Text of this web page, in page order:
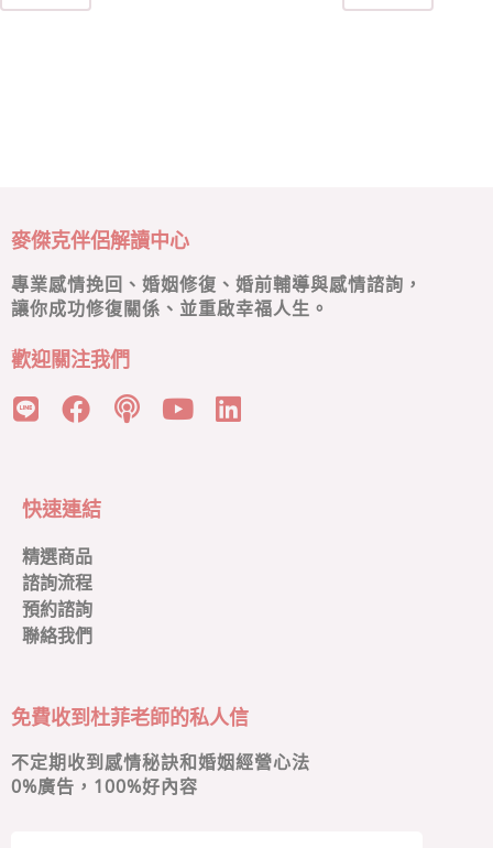
麥傑克伴侶解讀中心
專業感情挽回、婚姻修復、婚前輔導與感情諮詢，
讓你成功修復關係、並重啟幸福人生。
歡迎關注我們
快速連結
精選商品
諮詢流程
預約諮詢
聯絡我們
免費收到杜菲老師的私人信
不定期收到感情秘訣和婚姻經營心法
0%廣告，100%好內容